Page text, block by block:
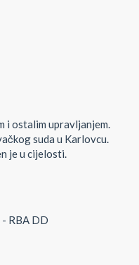
i ostalim upravljanjem.
suda u Karlovcu.
je u cijelosti.
RBA DD